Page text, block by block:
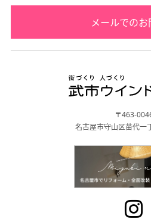
メールでの
〒463-
名古屋市守山区苗代一